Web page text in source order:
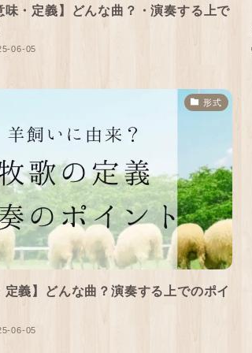
味・定義】どんな曲？・演奏する上で
06-05
形式
定義】どんな曲？演奏する上でのポイ
06-05